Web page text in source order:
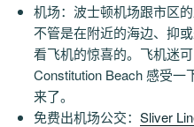
机场：波士顿机场跟市区
不管是在附近的海边、抑
看飞机的惊喜的。飞机迷
Constitution Beach 感受一
来了。
免费出机场公交： Sliver